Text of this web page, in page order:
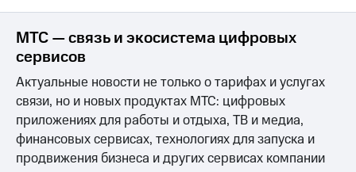
Личный
акционера
Акционерный
Контроль
и
аудит
Рынок
акций
МТС — связь и экосистема цифровых
сервисов
Актуальные новости не только о тарифах и услугах
связи, но и новых продуктах МТС: цифровых
приложениях для работы и отдыха, ТВ и медиа,
финансовых сервисах, технологиях для запуска и
продвижения бизнеса и других сервисах компании